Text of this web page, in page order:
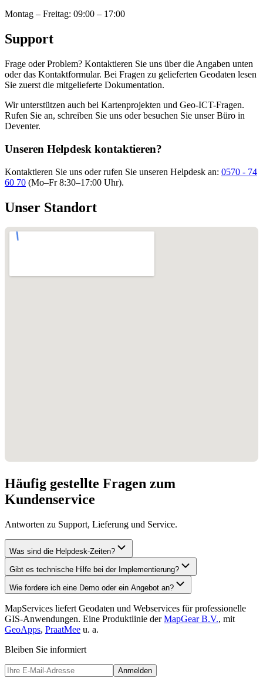
Montag – Freitag: 09:00 – 17:00
Support
Frage oder Problem? Kontaktieren Sie uns über die Angaben unten
oder das Kontaktformular. Bei Fragen zu gelieferten Geodaten lesen
Sie zuerst die mitgelieferte Dokumentation.
Wir unterstützen auch bei Kartenprojekten und Geo-ICT-Fragen.
Rufen Sie an, schreiben Sie uns oder besuchen Sie unser Büro in
Deventer.
Unseren Helpdesk kontaktieren?
Kontaktieren Sie uns oder rufen Sie unseren Helpdesk an: 0570 - 74
60 70 (Mo–Fr 8:30–17:00 Uhr).
Unser Standort
Häufig gestellte Fragen zum
Kundenservice
Antworten zu Support, Lieferung und Service.
Was sind die Helpdesk-Zeiten?
Gibt es technische Hilfe bei der Implementierung?
Wie fordere ich eine Demo oder ein Angebot an?
MapServices liefert Geodaten und Webservices für professionelle
GIS-Anwendungen. Eine Produktlinie derMapGear B.V., mit
GeoApps, PraatMee u. a.
Bleiben Sie informiert
Anmelden